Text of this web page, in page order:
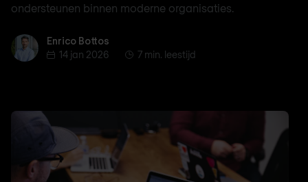
ondersteunen binnen moderne organisaties.
Enrico BottosEnrico Bottos
14 jan 2026
7 min. leestijd